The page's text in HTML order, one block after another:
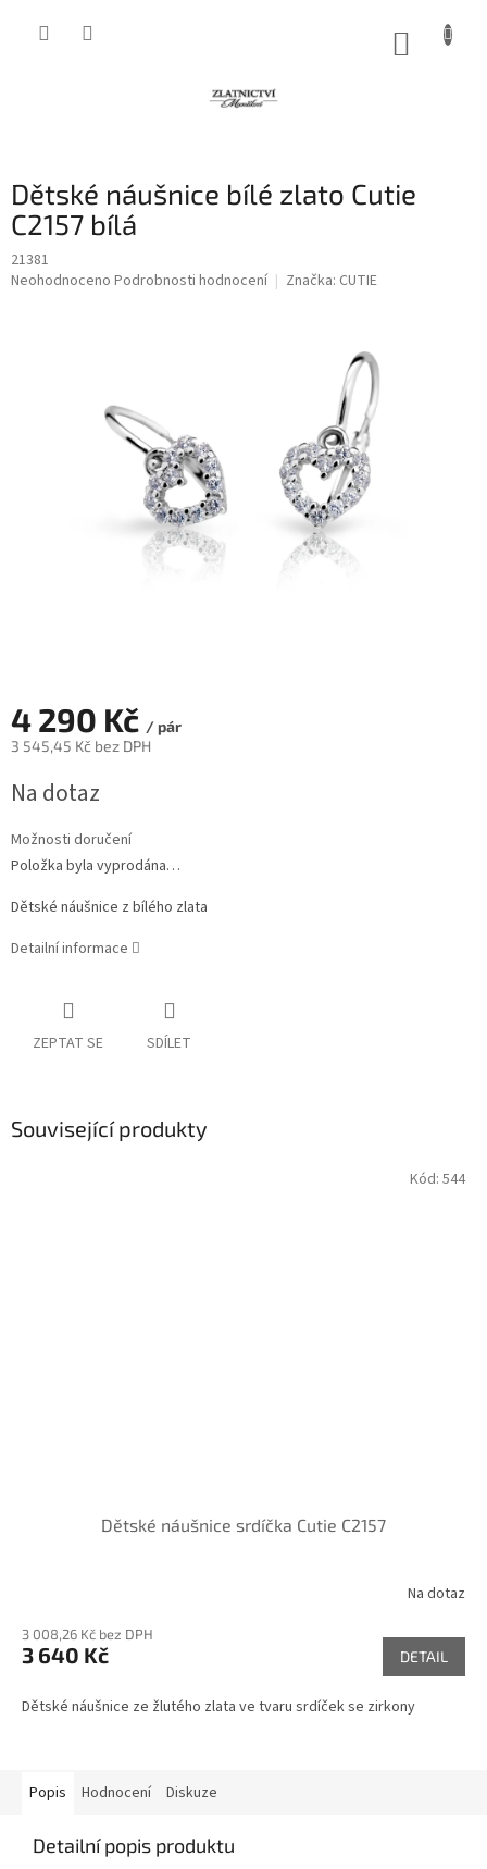
Dětské náušnice bílé zlato Cutie
C2157 bílá
21381
Průměrné
Neohodnoceno Podrobnosti hodnocení Značka: CUTIE
4 290 Kč / pár
3 545,45 Kč bez DPH
cena:
Na dotaz
Možnosti doručení
Položka byla vyprodána…
Dětské náušnice z bílého zlata
Detailní informace
ZEPTAT SE SDÍLET
Související produkty
Dětské náušnice srdíčka Cutie C2157
Na dotaz
3 008,26 Kč bez DPH
3 640 Kč DETAIL
Dětské náušnice ze žlutého zlata ve tvaru srdíček se zirkony
Kód: 544
Popis Hodnocení Diskuze
Detailní popis produktu